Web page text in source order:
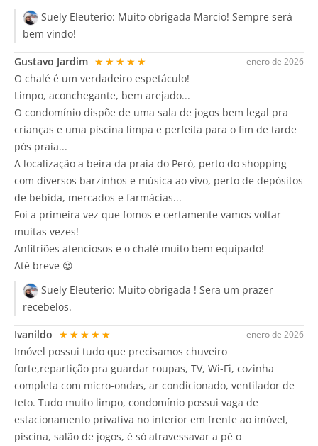
Suely Eleuterio: Muito obrigada Marcio! Sempre será
bem vindo!
enero de 2026
Gustavo Jardim ★★★★★
O chalé é um verdadeiro espetáculo!
Limpo, aconchegante, bem arejado...
O condomínio dispõe de uma sala de jogos bem legal pra
crianças e uma piscina limpa e perfeita para o fim de tarde
pós praia...
A localização a beira da praia do Peró, perto do shopping
com diversos barzinhos e música ao vivo, perto de depósitos
de bebida, mercados e farmácias...
Foi a primeira vez que fomos e certamente vamos voltar
muitas vezes!
Anfitriões atenciosos e o chalé muito bem equipado!
Até breve 😍
Suely Eleuterio: Muito obrigada ! Sera um prazer
recebelos.
enero de 2026
Ivanildo ★★★★★
Imóvel possui tudo que precisamos chuveiro
forte,repartição pra guardar roupas, TV, Wi-Fi, cozinha
completa com micro-ondas, ar condicionado, ventilador de
teto. Tudo muito limpo, condomínio possui vaga de
estacionamento privativa no interior em frente ao imóvel,
piscina, salão de jogos, é só atravessavar a pé o